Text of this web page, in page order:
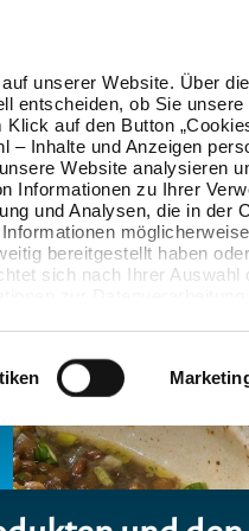
unserer Website. Über
entscheiden, ob Sie unsere
auf den Button
– Inhalte und Anzeigen
Website analysieren
Informationen zu Ihrer
und Analysen, die in der
bereitgestellt haben
sich nach Ihrer Auswahl
der vorherigen